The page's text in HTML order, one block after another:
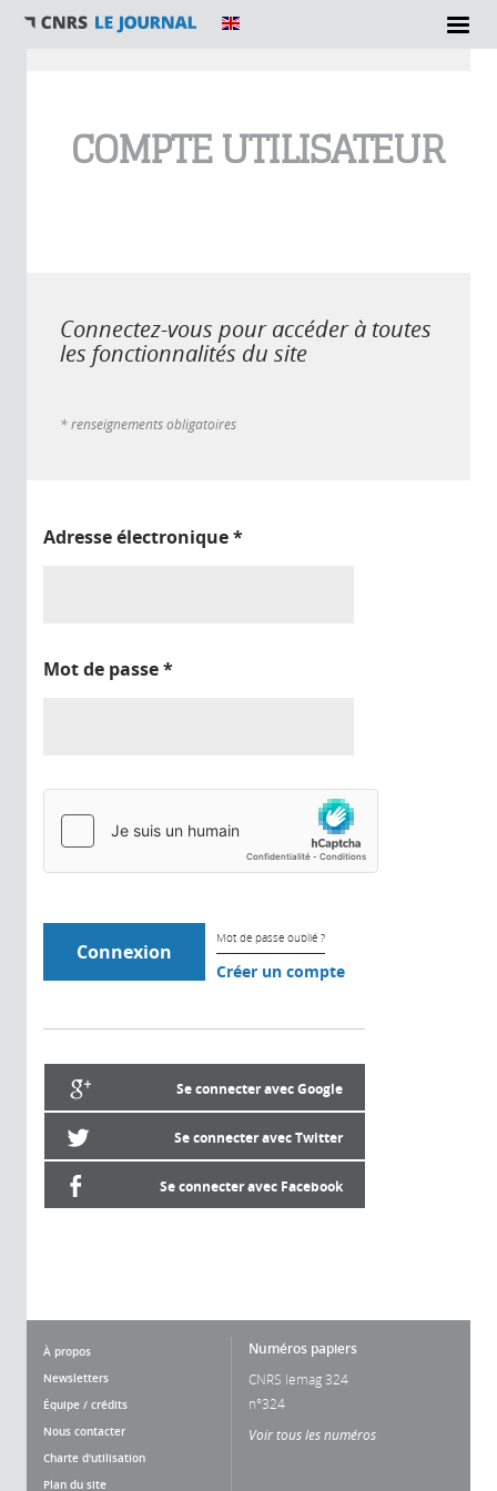
COMPTE UTILISATEUR
Connectez-vous pour accéder à toutes
les fonctionnalités du site
* renseignements obligatoires
Adresse électronique*
Mot de passe*
Mot de passe oublié ?
Créer un compte
Se connecter avec Google
Se connecter avec Twitter
Se connecter avec Facebook
À propos
Newsletters
Équipe / crédits
Nous contacter
Charte d'utilisation
Plan du site
Numéros papiers
CNRS lemag 324
n°324
Voir tous les numéros